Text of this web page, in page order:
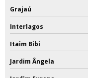
Grajaú
Interlagos
Itaim Bibi
Jardim Ângela